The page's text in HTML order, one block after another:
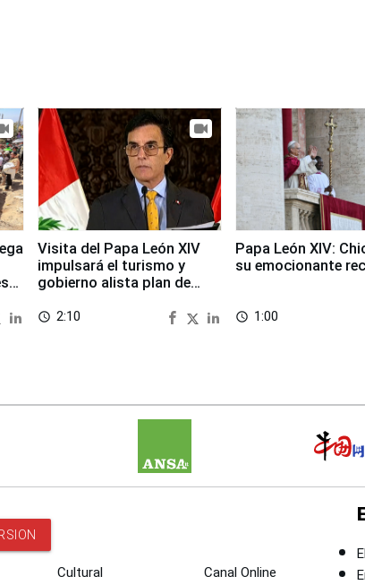
Visita del Papa León XIV
impulsará el turismo y
gobierno alista plan de
access_time 2:10
Papa León XIV:
su emocionante
access_time 1:00
Cultural Canal Online